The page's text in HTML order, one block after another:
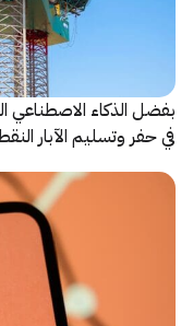
الاصطناعي
وتسليم الآبار النقطية